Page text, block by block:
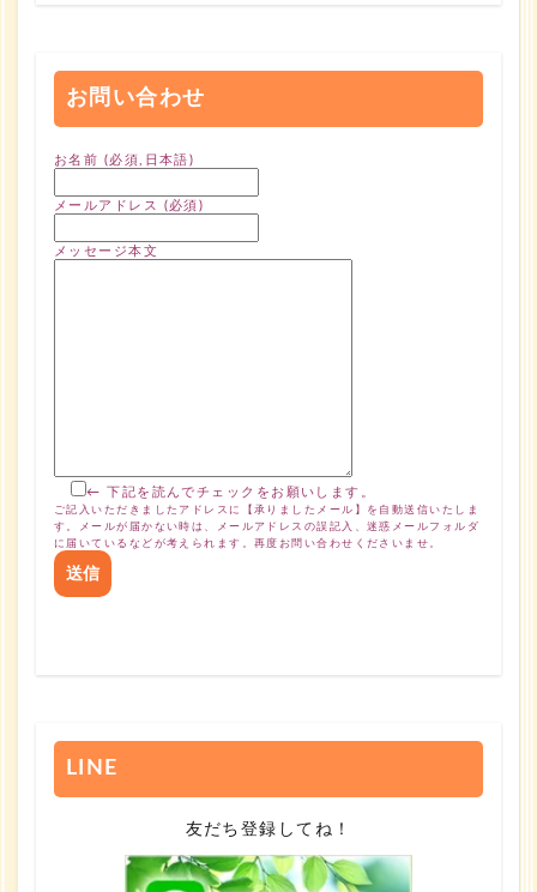
お問い合わせ
お名前 (必須,日本語)
メールアドレス (必須)
メッセージ本文
← 下記を読んでチェックをお願いします。
ご記入いただきましたアドレスに【承りましたメール】を自動送信いたしま
す。メールが届かない時は、メールアドレスの誤記入、迷惑メールフォルダ
に届いているなどが考えられます。再度お問い合わせくださいませ。
LINE
友だち登録してね！